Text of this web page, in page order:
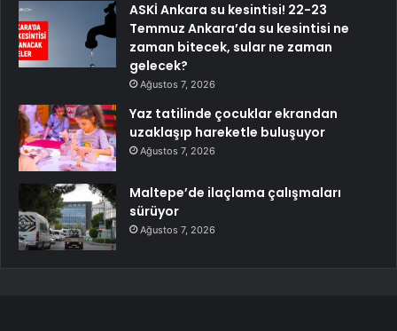
ASKİ Ankara su kesintisi! 22-23
Temmuz Ankara’da su kesintisi ne
zaman bitecek, sular ne zaman
gelecek?
Ağustos 7, 2026
Yaz tatilinde çocuklar ekrandan
uzaklaşıp hareketle buluşuyor
Ağustos 7, 2026
Maltepe’de ilaçlama çalışmaları
sürüyor
Ağustos 7, 2026